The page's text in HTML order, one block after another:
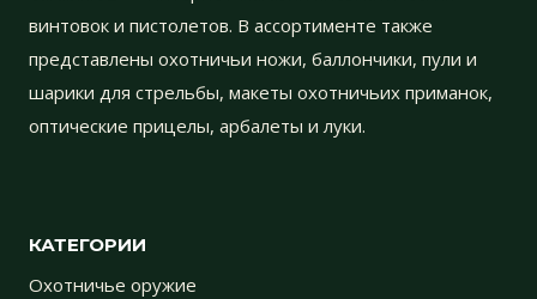
винтовок и пистолетов. В ассортименте также
представлены охотничьи ножи, баллончики, пули и
шарики для стрельбы, макеты охотничьих приманок,
оптические прицелы, арбалеты и луки.
КАТЕГОРИИ
Охотничье оружие